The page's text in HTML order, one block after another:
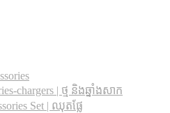
chargers | ថ្ម និងឆ្នាំងសាក
Set | ឈុតផ្លែ